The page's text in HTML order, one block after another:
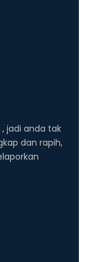
jadi anda tak
dan rapih,